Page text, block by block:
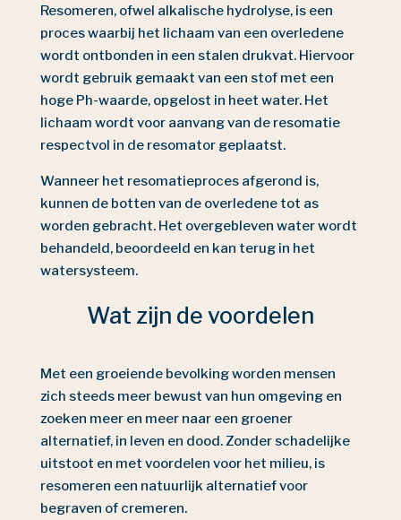
Resomeren, ofwel alkalische hydrolyse, is een
proces waarbij het lichaam van een overledene
wordt ontbonden in een stalen drukvat. Hiervoor
wordt gebruik gemaakt van een stof met een
hoge Ph-waarde, opgelost in heet water. Het
lichaam wordt voor aanvang van de resomatie
respectvol in de resomator geplaatst.
Wanneer het resomatieproces afgerond is,
kunnen de botten van de overledene tot as
worden gebracht. Het overgebleven water wordt
behandeld, beoordeeld en kan terug in het
watersysteem.
Wat zijn de voordelen
Met een groeiende bevolking worden mensen
zich steeds meer bewust van hun omgeving en
zoeken meer en meer naar een groener
alternatief, in leven en dood. Zonder schadelijke
uitstoot en met voordelen voor het milieu, is
resomeren een natuurlijk alternatief voor
begraven of cremeren.